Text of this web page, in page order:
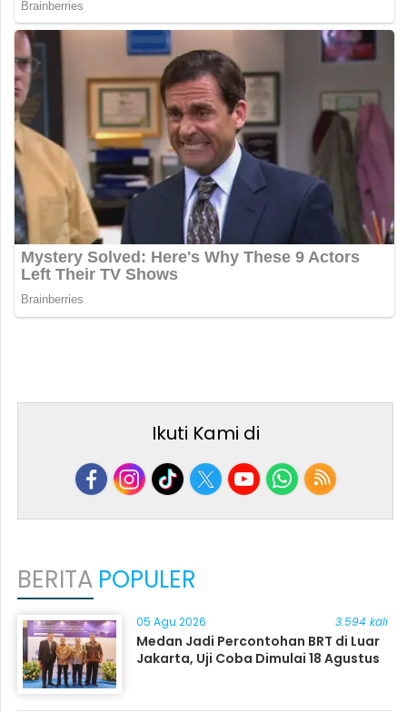
Ikuti Kami di
BERITA POPULER
05 Agu 2026 3.594 kali
Medan Jadi Percontohan BRT di Luar
Jakarta, Uji Coba Dimulai 18 Agustus